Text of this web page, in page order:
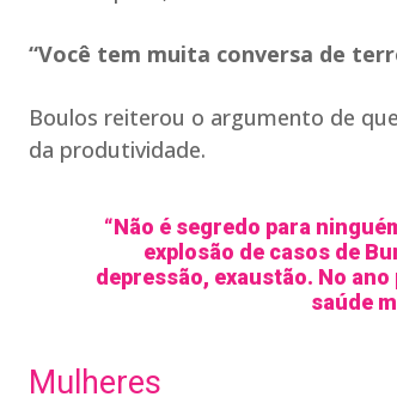
“Você tem muita conversa de
Boulos reiterou o argumento de
da produtividade.
“Não é segredo para
explosão de casos de
depressão, exaustão. No
saúde
Mulheres